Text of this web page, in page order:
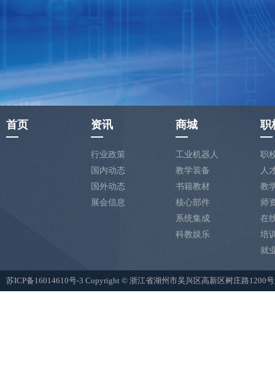
首页 资讯
行业政策
国内动态
国外动态
展会信息
商城
工业机器人
教学装备
书籍教材
核心部件
系统集成
科教娱乐
职
职
人
教
师
在
培
就
苏ICP备16014610号-3 Copyright © 浙江省湖州市吴兴区高新区树庄路